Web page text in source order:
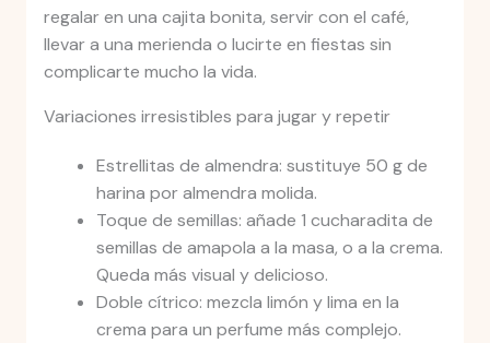
regalar en una cajita bonita, servir con el café,
llevar a una merienda o lucirte en fiestas sin
complicarte mucho la vida.
Variaciones irresistibles para jugar y repetir
Estrellitas de almendra: sustituye 50 g de
harina por almendra molida.
Toque de semillas: añade 1 cucharadita de
semillas de amapola a la masa, o a la crema.
Queda más visual y delicioso.
Doble cítrico: mezcla limón y lima en la
crema para un perfume más complejo.